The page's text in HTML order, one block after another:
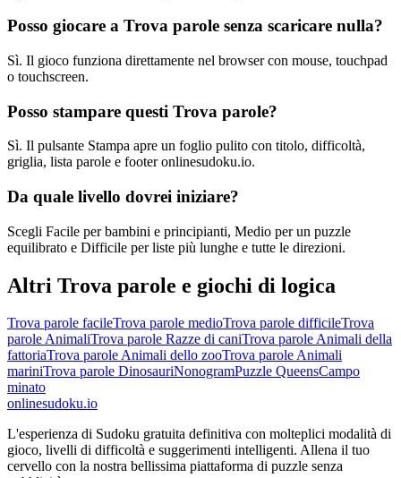
Posso giocare a Trova parole senza scaricare nulla?
Sì. Il gioco funziona direttamente nel browser con mouse, touchpad
o touchscreen.
Posso stampare questi Trova parole?
Sì. Il pulsante Stampa apre un foglio pulito con titolo, difficoltà,
griglia, lista parole e footer onlinesudoku.io.
Da quale livello dovrei iniziare?
Scegli Facile per bambini e principianti, Medio per un puzzle
equilibrato e Difficile per liste più lunghe e tutte le direzioni.
Altri Trova parole e giochi di logica
Trova parole facileTrova parole medioTrova parole difficileTrova
parole AnimaliTrova parole Razze di caniTrova parole Animali della
fattoriaTrova parole Animali dello zooTrova parole Animali
mariniTrova parole DinosauriNonogramPuzzle QueensCampo
minato
onlinesudoku.io
L'esperienza di Sudoku gratuita definitiva con molteplici modalità di
gioco, livelli di difficoltà e suggerimenti intelligenti. Allena il tuo
cervello con la nostra bellissima piattaforma di puzzle senza